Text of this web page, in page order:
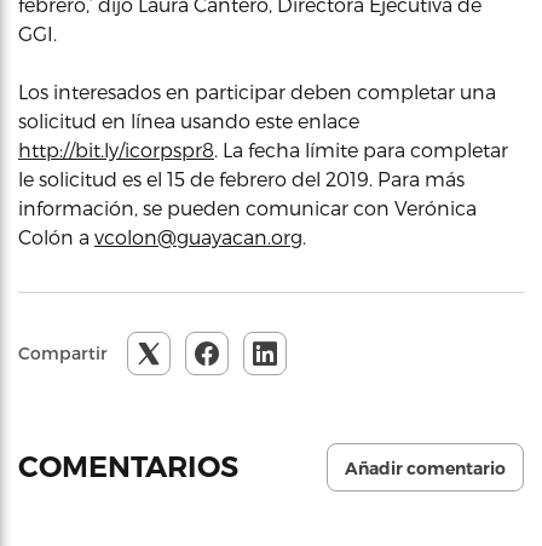
GGI.
Los interesados en participar deben completar una
solicitud en línea usando este enlace
http://bit.ly/icorpspr8. La fecha límite para completar
le solicitud es el 15 de febrero del 2019. Para más
información, se pueden comunicar con Verónica
Colón a vcolon@guayacan.org.
Compartir
COMENTARIOS Añadir comentario